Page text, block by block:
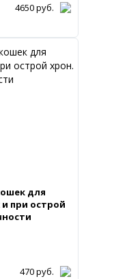
4650руб.
для
при острой
470руб.